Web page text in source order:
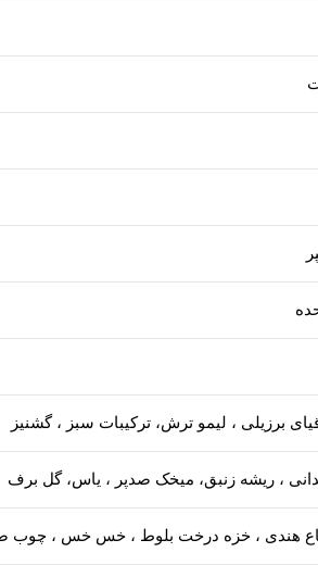
برزیلی ، لیمو ترش، ترکیبات سبز ، گشنیز
، ریشه زنبق، میخک صدپر ، یاس، گل برف
هندی ، خزه درخت بلوط ، خس خس ، چوب